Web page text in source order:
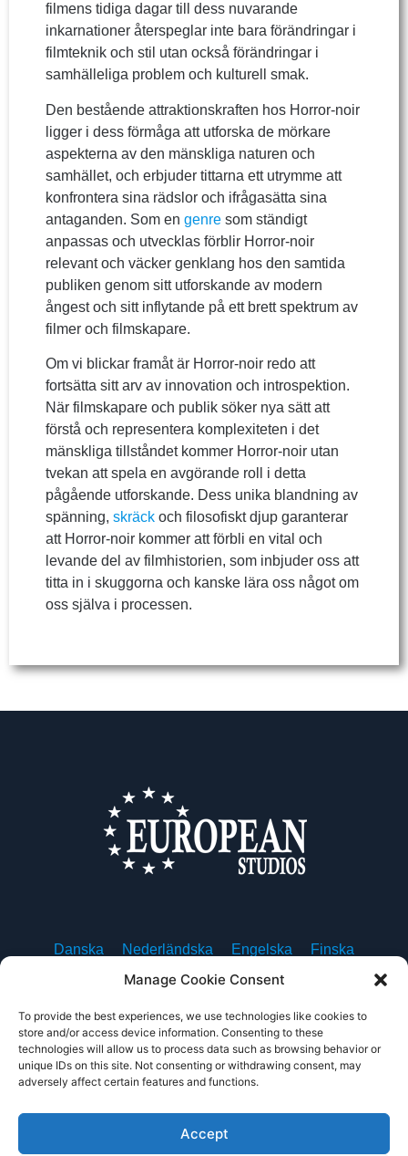
Manage Cookie Consent
To provide the best experiences, we use technologies like cookies to
store and/or access device information. Consenting to these
technologies will allow us to process data such as browsing behavior or
unique IDs on this site. Not consenting or withdrawing consent, may
adversely affect certain features and functions.
Accept
filmens tidiga dagar till dess nuvarande
inkarnationer återspeglar inte bara förändringar i
filmteknik och stil utan också förändringar i
samhälleliga problem och kulturell smak.
Den bestående attraktionskraften hos Horror-noir
ligger i dess förmåga att utforska de mörkare
aspekterna av den mänskliga naturen och
samhället, och erbjuder tittarna ett utrymme att
konfrontera sina rädslor och ifrågasätta sina
antaganden. Som en genre som ständigt
anpassas och utvecklas förblir Horror-noir
relevant och väcker genklang hos den samtida
publiken genom sitt utforskande av modern
ångest och sitt inflytande på ett brett spektrum av
filmer och filmskapare.
Om vi blickar framåt är Horror-noir redo att
fortsätta sitt arv av innovation och introspektion.
När filmskapare och publik söker nya sätt att
förstå och representera komplexiteten i det
mänskliga tillståndet kommer Horror-noir utan
tvekan att spela en avgörande roll i detta
pågående utforskande. Dess unika blandning av
spänning, skräck och filosofiskt djup garanterar
att Horror-noir kommer att förbli en vital och
levande del av filmhistorien, som inbjuder oss att
titta in i skuggorna och kanske lära oss något om
oss själva i processen.
Danska Nederländska Engelska
Finska
Tyska Isländska Italienska
Om oss Kontakta oss Integritetspolicy
Användarvillkor